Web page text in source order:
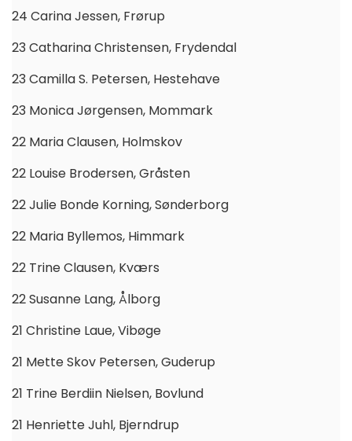
24 Carina Jessen, Frørup
23 Catharina Christensen, Frydendal
23 Camilla S. Petersen, Hestehave
23 Monica Jørgensen, Mommark
22 Maria Clausen, Holmskov
22 Louise Brodersen, Gråsten
22 Julie Bonde Korning, Sønderborg
22 Maria Byllemos, Himmark
22 Trine Clausen, Kværs
22 Susanne Lang, Ålborg
21 Christine Laue, Vibøge
21 Mette Skov Petersen, Guderup
21 Trine Berdiin Nielsen, Bovlund
21 Henriette Juhl, Bjerndrup